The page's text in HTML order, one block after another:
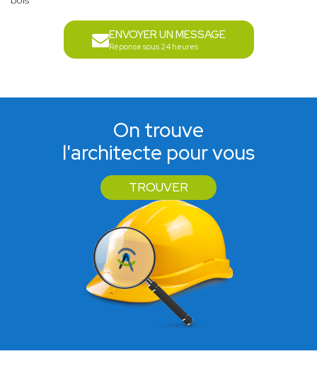
ENVOYER UN MESSAGE
Réponse sous 24 heures
On trouve
l'architecte pour vous
TROUVER